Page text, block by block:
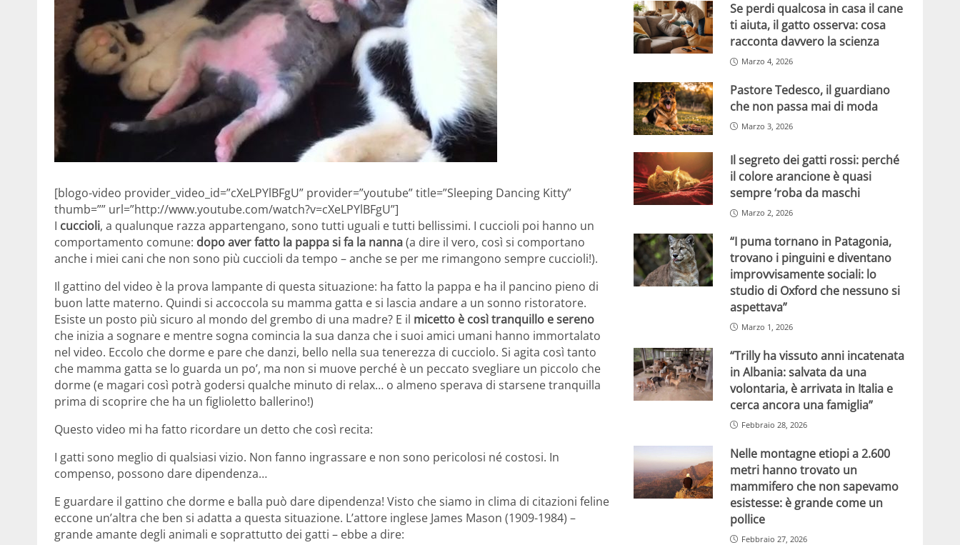
[blogo-video provider_video_id=”cXeLPYlBFgU” provider=”youtube” title=”Sleeping Dancing Kitty”
thumb=”” url=”http://www.youtube.com/watch?v=cXeLPYlBFgU”]
I cuccioli, a qualunque razza appartengano, sono tutti uguali e tutti bellissimi. I cuccioli poi hanno un
comportamento comune: dopo aver fatto la pappa si fa la nanna(a dire il vero, così si comportano
anche i miei cani che non sono più cuccioli da tempo – anche se per me rimangono sempre cuccioli!).
Il gattino del video è la prova lampante di questa situazione: ha fatto la pappa e ha il pancino pieno di
buon latte materno. Quindi si accoccola su mamma gatta e si lascia andare a un sonno ristoratore.
Esiste un posto più sicuro al mondo del grembo di una madre? E il micetto è così tranquillo e sereno
che inizia a sognare e mentre sogna comincia la sua danza che i suoi amici umani hanno immortalato
nel video. Eccolo che dorme e pare che danzi, bello nella sua tenerezza di cucciolo. Si agita così tanto
che mamma gatta se lo guarda un po’, ma non si muove perché è un peccato svegliare un piccolo che
dorme (e magari così potrà godersi qualche minuto di relax… o almeno sperava di starsene tranquilla
prima di scoprire che ha un figlioletto ballerino!)
Questo video mi ha fatto ricordare un detto che così recita:
I gatti sono meglio di qualsiasi vizio. Non fanno ingrassare e non sono pericolosi né costosi. In
compenso, possono dare dipendenza…
E guardare il gattino che dorme e balla può dare dipendenza! Visto che siamo in clima di citazioni feline
eccone un’altra che ben si adatta a questa situazione. L’attore inglese James Mason (1909-1984) –
grande amante degli animali e soprattutto dei gatti – ebbe a dire:
Se perdi qualcosa in casa il cane
ti aiuta, il gatto osserva: cosa
racconta davvero la scienza
Marzo 4, 2026
Pastore Tedesco, il guardiano
che non passa mai di moda
Marzo 3, 2026
Il segreto dei gatti rossi: perché
il colore arancione è quasi
sempre ‘roba da maschi
Marzo 2, 2026
“I puma tornano in Patagonia,
trovano i pinguini e diventano
improvvisamente sociali: lo
studio di Oxford che nessuno si
aspettava”
Marzo 1, 2026
“Trilly ha vissuto anni incatenata
in Albania: salvata da una
volontaria, è arrivata in Italia e
cerca ancora una famiglia”
Febbraio 28, 2026
Nelle montagne etiopi a 2.600
metri hanno trovato un
mammifero che non sapevamo
esistesse: è grande come un
pollice
Febbraio 27, 2026